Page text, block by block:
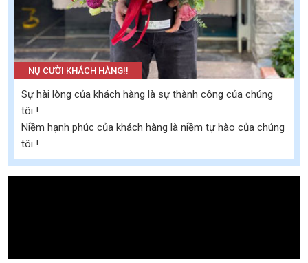
NỤ CƯỜI KHÁCH HÀNG!!
Sự hài lòng của khách hàng là sự thành công của chúng
tôi !
Niềm hạnh phúc của khách hàng là niềm tự hào của chúng
tôi !